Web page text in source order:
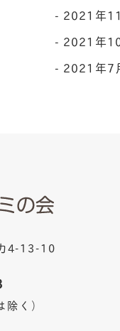
2021年
2021年
2021年7
4-13-10
く）